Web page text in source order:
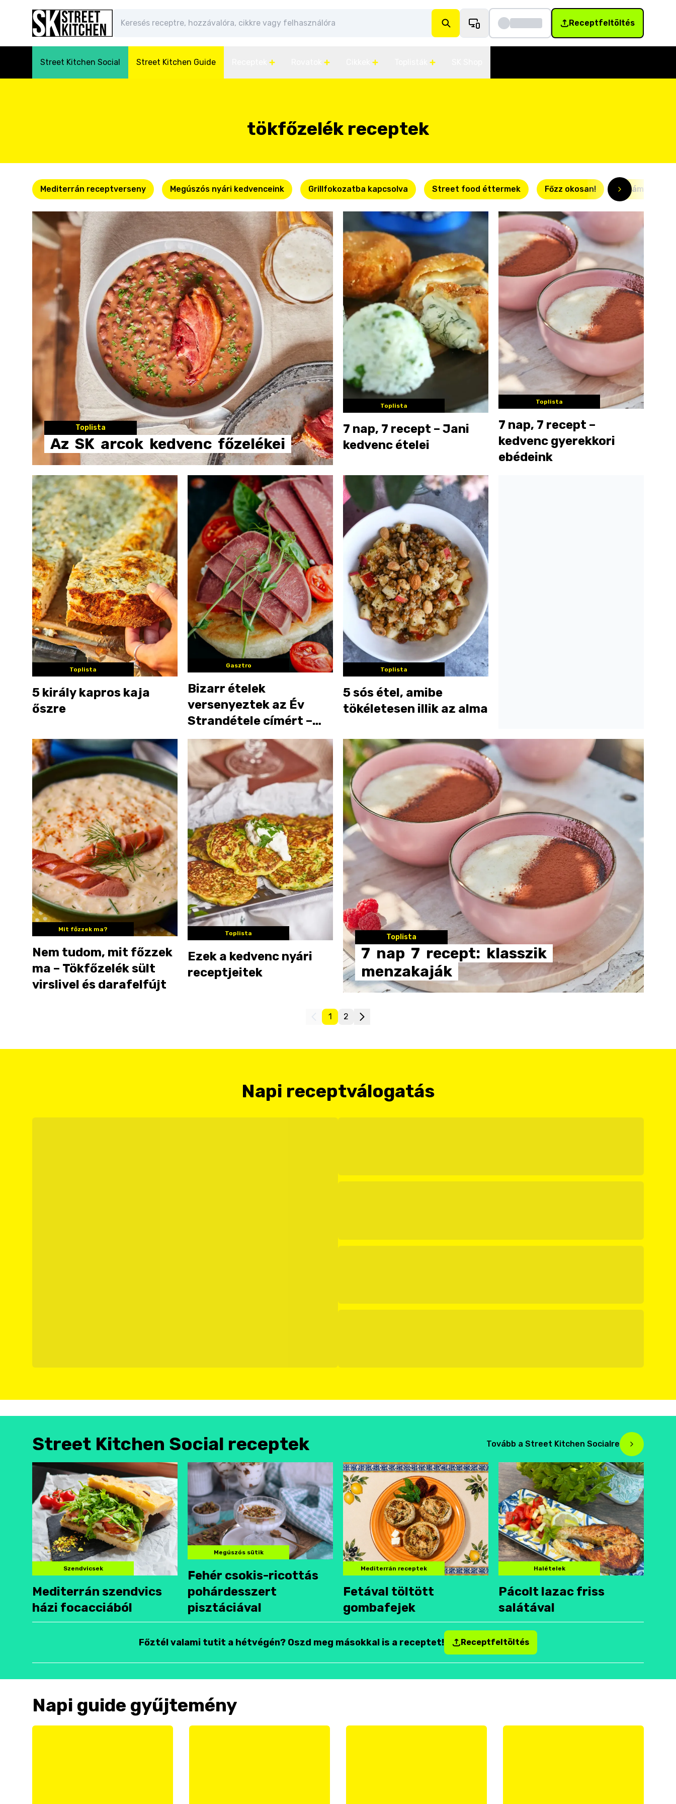
Receptfeltöltés
Street Kitchen Social Street Kitchen Guide
tökfőzelék receptek
Mediterrán receptverseny Megúszós nyári kedvenceink Grillfokozatba kapcsolva Street food éttermek Főzz okosan! Villámgyors
Toplista
Az SK arcok kedvenc főzelékei
Toplista
7 nap, 7 recept – Jani
kedvenc ételei
Toplista
7 nap, 7 recept –
kedvenc gyerekkori
ebédeink
Toplista
5 király kapros kaja
őszre
Gasztro
Bizarr ételek
versenyeztek az Év
Strandétele címért –
marha jó volt a Balatoni
nyelves
Toplista
5 sós étel, amibe
tökéletesen illik az alma
Mit főzzek ma?
Nem tudom, mit főzzek
ma – Tökfőzelék sült
virslivel és darafelfújt
Toplista
Ezek a kedvenc nyári
receptjeitek
Toplista
7 nap 7 recept: klasszik
menzakaják
1 2
Napi receptválogatás
Street Kitchen Social receptek Tovább a Street Kitchen Socialre
Szendvicsek
Mediterrán szendvics
házi focacciából
Megúszós sütik
Fehér csokis-ricottás
pohárdesszert
pisztáciával
Mediterrán receptek
Fetával töltött
gombafejek
Halételek
Pácolt lazac friss
salátával
Főztél valami tutit a hétvégén? Oszd meg másokkal is a receptet! Receptfeltöltés
Napi guide gyűjtemény